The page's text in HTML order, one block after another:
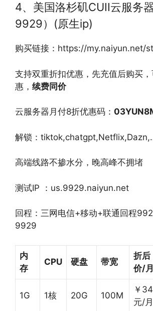
4、美国洛杉矶CUII云服务
9929）(原生ip)
购买链接：https://my.naiyun.net/
支持双重折扣优惠，先充值后购买
惠， 续费同价
云服务器月付8折优惠码：
解锁：
高端线路不掺水分，晚高峰不拥堵
测试IP ：us.9929.naiyun.net
回程：三网电信+移动+联通回程
9929
内
存
CPU 硬盘 带宽
折后
价/月
1G 1核 20G 100M
￥34
元/月